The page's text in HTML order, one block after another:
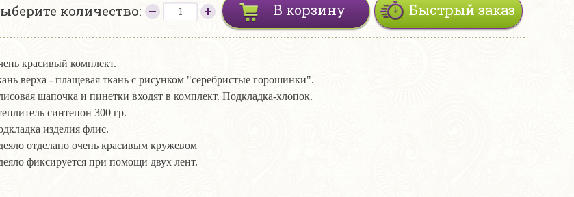
количество: Быстрый заказ
В корзину
красивый комплект.
верха - плащевая ткань с рисунком "серебристые горошинки".
шапочка и пинетки входят в комплект. Подкладка-хлопок.
синтепон 300 гр.
изделия флис.
отделано очень красивым кружевом
фиксируется при помощи двух лент.